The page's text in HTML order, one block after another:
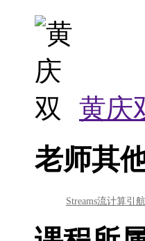
黄庆
老师其
Streams流计算引